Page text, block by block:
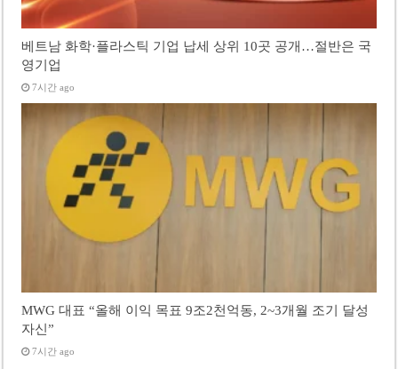
베트남 화학·플라스틱 기업 납세 상위 10곳 공개…절반은 국
영기업
7시간 ago
MWG 대표 “올해 이익 목표 9조2천억동, 2~3개월 조기 달성
자신”
7시간 ago